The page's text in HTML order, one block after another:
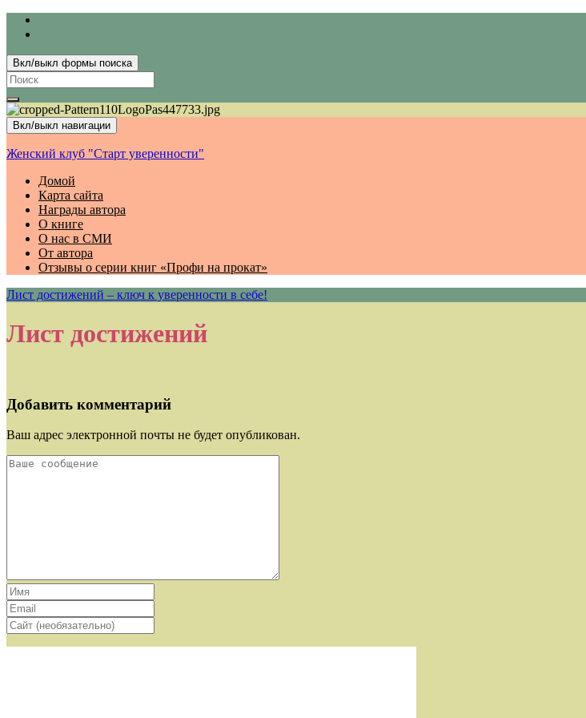
Вкл/выкл формы поиска
Search
for:
Вкл/выкл навигации
Женский клуб "Старт уверенности"
Домой
Карта сайта
Награды автора
О книге
О нас в СМИ
От автора
Отзывы о серии книг «Профи на прокат»
Лист достижений – ключ к уверенности в себе!
Лист достижений
Добавить комментарий
Ваш адрес электронной почты не будет опубликован.